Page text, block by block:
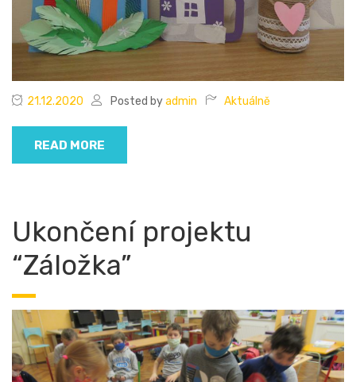
21.12.2020 Posted byadmin Aktuálně
READ MORE
Ukončení projektu
“Záložka”